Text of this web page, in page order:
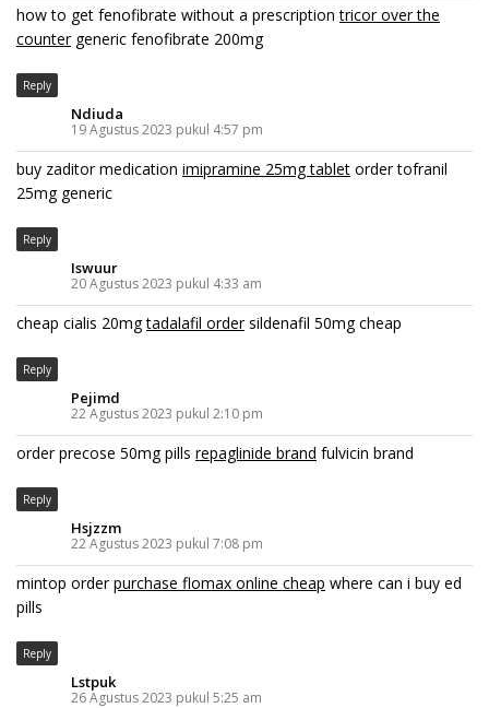
how to get fenofibrate without a prescriptiontricor over the
countergeneric fenofibrate 200mg
Reply
Ndiuda
19 Agustus 2023 pukul 4:57 pm
buy zaditor medication imipramine 25mg tablet order tofranil
25mg generic
Reply
Iswuur
20 Agustus 2023 pukul 4:33 am
cheap cialis 20mgtadalafil ordersildenafil 50mg cheap
Reply
Pejimd
22 Agustus 2023 pukul 2:10 pm
order precose 50mg pills repaglinide brand fulvicin brand
Reply
Hsjzzm
22 Agustus 2023 pukul 7:08 pm
mintop orderpurchase flomax online cheap where can i buy ed
pills
Reply
Lstpuk
26 Agustus 2023 pukul 5:25 am